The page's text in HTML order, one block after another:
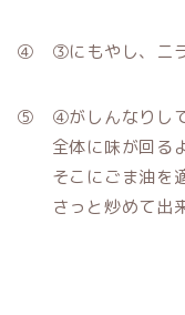
④ ③にもやし、ニラ
⑤ ④がしんなりして
全体に味が回るよ
そこにごま油を
さっと炒めて出来